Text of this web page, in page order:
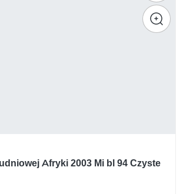
Afryki 2003 Mi bl 94 Czyste